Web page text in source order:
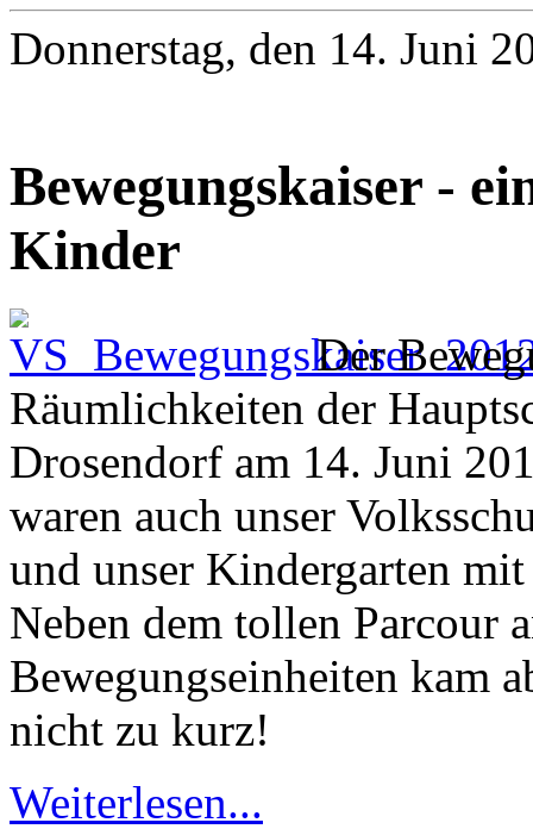
Donnerstag, den 14. Juni
Bewegungskaiser -
Kinder
Der
Räumlichkeiten der
Drosendorf am 14. Juni
waren auch unser
und unser Kindergarten
Neben dem tollen Parcour
Bewegungseinheiten kam
nicht zu kurz!
Weiterlesen...